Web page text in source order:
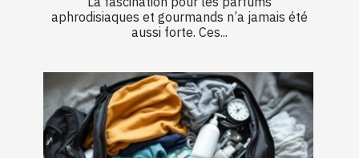
aphrodisiaques et gourmands n’a jamais été
aussi forte. Ces...